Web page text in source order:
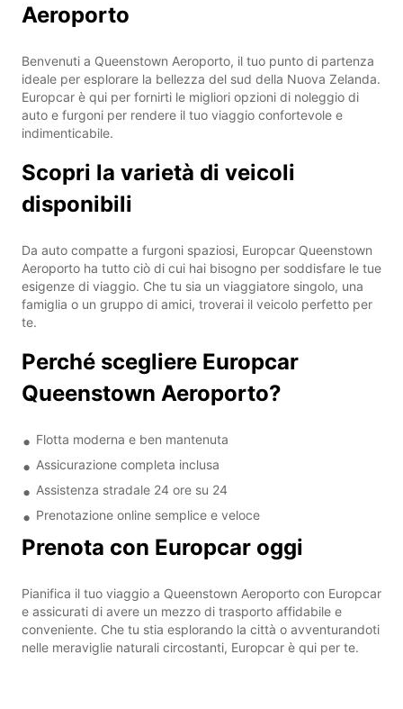
Aeroporto
Benvenuti a Queenstown Aeroporto, il tuo punto di partenza
ideale per esplorare la bellezza del sud della Nuova Zelanda.
Europcar è qui per fornirti le migliori opzioni di noleggio di
auto e furgoni per rendere il tuo viaggio confortevole e
indimenticabile.
Scopri la varietà di veicoli
disponibili
Da auto compatte a furgoni spaziosi, Europcar Queenstown
Aeroporto ha tutto ciò di cui hai bisogno per soddisfare le tue
esigenze di viaggio. Che tu sia un viaggiatore singolo, una
famiglia o un gruppo di amici, troverai il veicolo perfetto per
te.
Perché scegliere Europcar
Queenstown Aeroporto?
Flotta moderna e ben mantenuta
Assicurazione completa inclusa
Assistenza stradale 24 ore su 24
Prenotazione online semplice e veloce
Prenota con Europcar oggi
Pianifica il tuo viaggio a Queenstown Aeroporto con Europcar
e assicurati di avere un mezzo di trasporto affidabile e
conveniente. Che tu stia esplorando la città o avventurandoti
nelle meraviglie naturali circostanti, Europcar è qui per te.